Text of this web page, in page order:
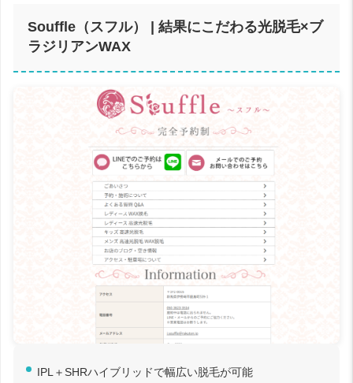
Souffle（スフル） | 結果にこだわる光脱毛×ブ
ラジリアンWAX
IPL＋SHRハイブリッドで幅広い脱毛が可能